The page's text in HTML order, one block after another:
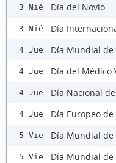
3 Mié Día del Novio
3 Mié Día
4 Jue Día Mundial de
4 Jue Día del Médico
4 Jue Día Nacional
4 Jue Día Europeo
5 Vie Día Mundial de
5 Vie Día Mundial de